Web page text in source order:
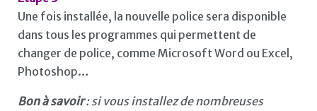
Une fois installée, la nouvelle police sera disponible
dans tous les programmes qui permettent de
changer de police, comme Microsoft Word ou Excel,
Photoshop…
Bon à savoir: si vous installez de nombreuses